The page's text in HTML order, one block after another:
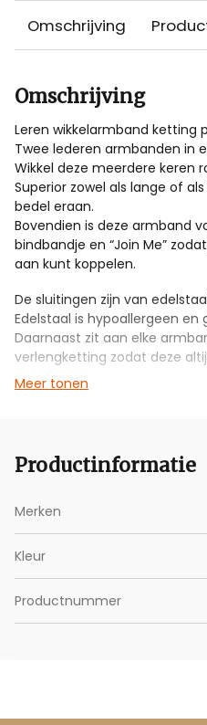
Omschrijving
Omschrijving
Leren wikkelarmband ketting
Twee lederen armbanden in
Wikkel deze meerdere keren
Superior zowel als lange of
bedel eraan.
Bovendien is deze armband
bindbandje en “Join Me”
aan kunt koppelen.
De sluitingen zijn van
Edelstaal is hypoallergeen
Daarnaast zit aan elke
verlengketting zodat deze
Deze armband bestaat uit
Meer tonen
Productinformatie
Merken
Kleur
Productnummer